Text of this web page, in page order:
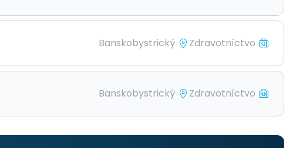
Banskobystrický Zdravotníctvo
Banskobystrický Zdravotníctvo